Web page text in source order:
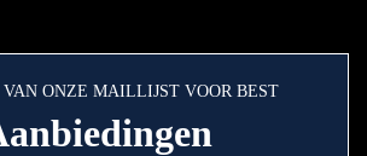
ONZE MAILLIJST VOOR BEST